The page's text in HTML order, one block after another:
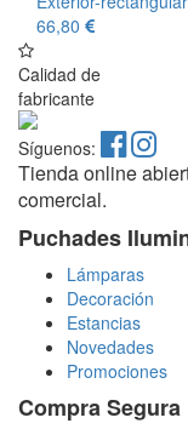
66,80
Calidad de
fabricante
Síguenos:
Tienda online
comercial.
Puchades
Lámparas
Decoración
Estancias
Novedades
Promociones
Compra Segura